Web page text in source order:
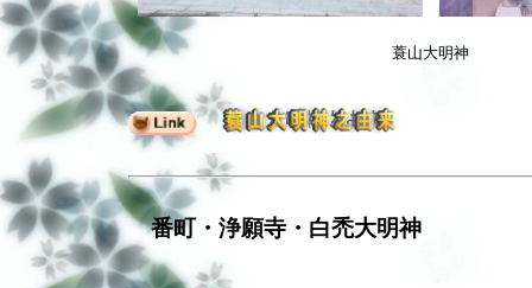
蓑山大明神
番町・浄願寺・白禿大明神